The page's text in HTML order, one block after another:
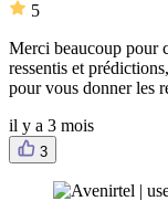
5
Merci beaucoup pour
ressentis et
pour vous donner les
il y a 3 mois
3